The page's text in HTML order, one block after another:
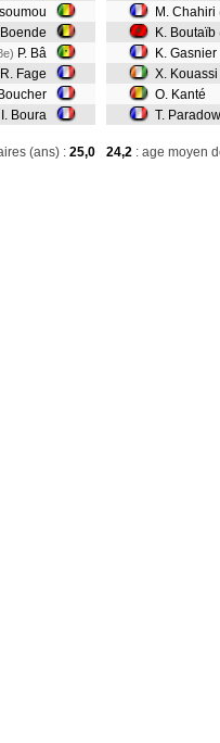
P. Bâ
R. Fage
I. Boura
M. Chahiri
K. Boutaïb
K. Gasnier
X. Kouassi
O. Kanté
T.
(ans) : 25,0 24,2 : age moyen